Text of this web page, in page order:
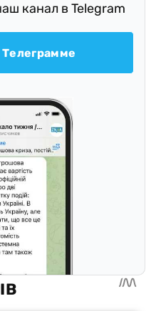
канал в Telegram